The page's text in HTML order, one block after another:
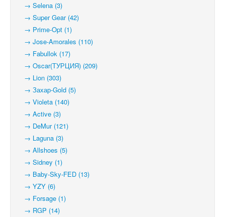
→ Selena (3)
→ Super Gear (42)
→ Prime-Opt (1)
→ Jose-Amorales (110)
→ Fabullok (17)
→ Oscar(ТУРЦИЯ) (209)
→ Lion (303)
→ Захар-Gold (5)
→ Violeta (140)
→ Active (3)
→ DeMur (121)
→ Laguna (3)
→ Allshoes (5)
→ Sidney (1)
→ Baby-Sky-FED (13)
→ YZY (6)
→ Forsage (1)
→ RGP (14)